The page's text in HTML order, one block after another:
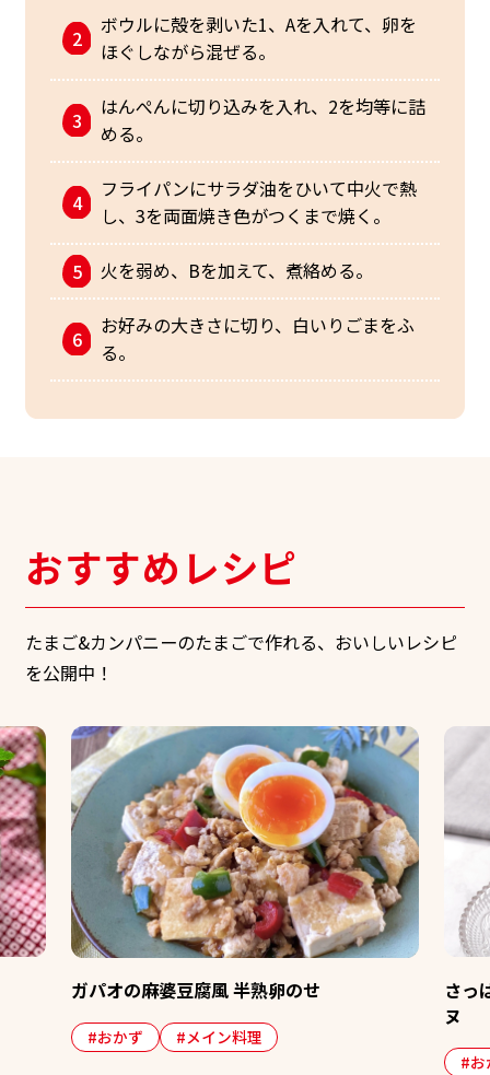
ボウルに殻を剥いた1、Aを入れて、卵を
ほぐしながら混ぜる。
はんぺんに切り込みを入れ、2を均等に詰
める。
フライパンにサラダ油をひいて中火で熱
し、3を両面焼き色がつくまで焼く。
火を弱め、Bを加えて、煮絡める。
お好みの大きさに切り、白いりごまをふ
る。
おすすめレシピ
たまご&カンパニーのたまごで作れる、おいしいレシピ
を公開中！
熟卵のせ
さっぱり！夏野菜とゆで卵のゼリ
#季節の